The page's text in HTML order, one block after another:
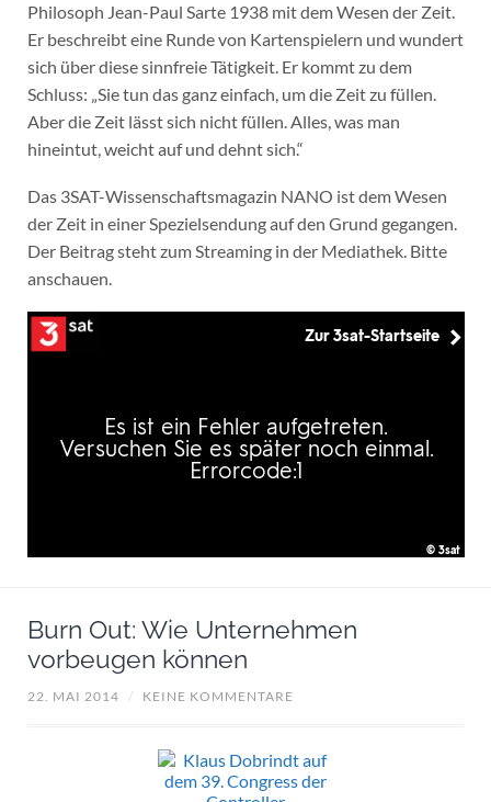
Philosoph Jean-Paul Sarte 1938 mit dem Wesen der Zeit.
Er beschreibt eine Runde von Kartenspielern und wundert
sich über diese sinnfreie Tätigkeit. Er kommt zu dem
Schluss: „Sie tun das ganz einfach, um die Zeit zu füllen.
Aber die Zeit lässt sich nicht füllen. Alles, was man
hineintut, weicht auf und dehnt sich.“
Das 3SAT-Wissenschaftsmagazin NANO ist dem Wesen
der Zeit in einer Spezielsendung auf den Grund gegangen.
Der Beitrag steht zum Streaming in der Mediathek. Bitte
anschauen.
Burn Out: Wie Unternehmen
vorbeugen können
22. MAI 2014 / KEINE KOMMENTARE